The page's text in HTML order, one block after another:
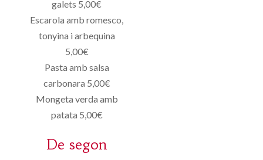
galets 5,00€
Escarola amb romesco,
tonyina i arbequina
5,00€
Pasta amb salsa
carbonara 5,00€
Mongeta verda amb
patata 5,00€
De segon